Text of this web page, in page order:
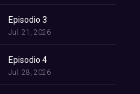
Episodio 3
Jul. 21, 2026
Episodio 4
Jul. 28, 2026